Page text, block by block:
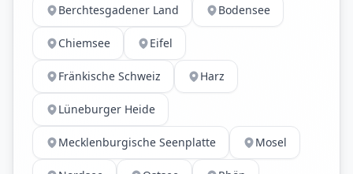
Berchtesgadener Land Bodensee
Chiemsee Eifel
Fränkische Schweiz Harz
Lüneburger Heide
Mecklenburgische Seenplatte Mosel